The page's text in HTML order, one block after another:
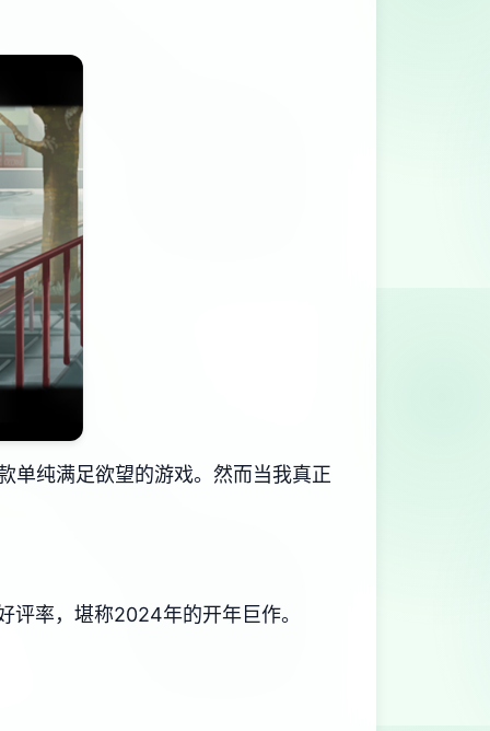
单纯满足欲望的游戏​​。然而当我真正
率​​，堪称2024年的开年巨作。